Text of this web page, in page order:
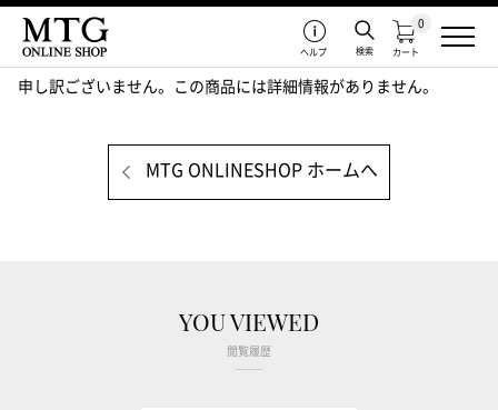
カート
0
検索
ヘルプ
申し訳ございません。この商品には詳細情報がありません。
MTG ONLINESHOP ホームへ
YOU VIEWED
閲覧履歴